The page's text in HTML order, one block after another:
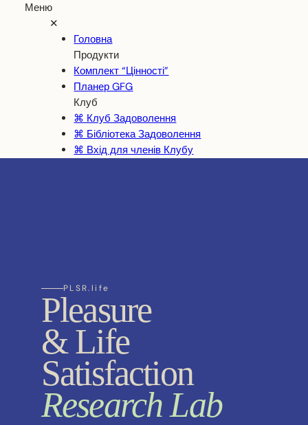
Меню
✕
Головна
Продукти
Комплект “Цінності”
Планер GFG
Клуб
⌘ Клуб Задоволення
⌘ Бібліотека Задоволення
⌘ Вхід для членів Клубу
PLSR.life
Pleasure
& Life
Satisfaction
Research Lab